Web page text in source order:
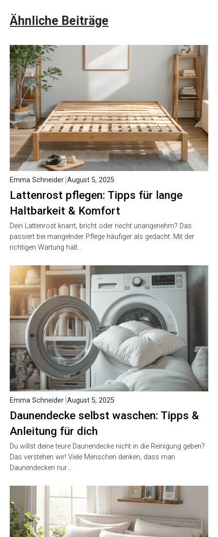
Ähnliche Beiträge
Lattenrost pflegen: Tipps für lange
Haltbarkeit & Komfort
Emma Schneider August 5, 2025
Dein Lattenrost knarrt, bricht oder riecht unangenehm? Das
passiert bei mangelnder Pflege häufiger als gedacht. Mit der
richtigen Wartung hält…
Daunendecke selbst waschen: Tipps &
Anleitung für dich
Emma Schneider August 5, 2025
Du willst deine teure Daunendecke nicht in die Reinigung geben?
Das verstehen wir! Viele Menschen denken, dass man
Daunendecken nur…